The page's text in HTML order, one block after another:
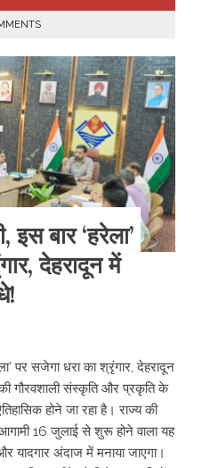
बार ‘हरेला’
देहरादून में
पर सजेगा धरा का श्रृंगार, देहरादून
गौरवशाली संस्कृति और प्रकृति के
होने जा रहा है। राज्य की
16 जुलाई से शुरू होने वाला यह
यादगार अंदाज में मनाया जाएगा।